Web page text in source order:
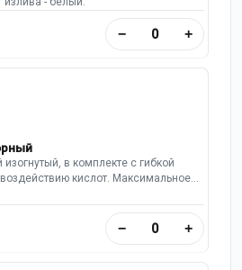
− +
в комплекте с гибкой
кислот. Максимальное
− +